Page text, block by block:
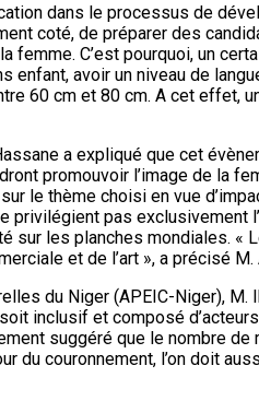
dans le processus de
coté, de préparer des
C’est pourquoi, un
avoir un niveau de
60 cm et 80 cm. A cet effet,
a expliqué que cet
promouvoir l’image de la
le thème choisi en vue
pas exclusivement
les planches mondiales.
et de l’art », a précisé
du Niger (APEIC-Niger),
inclusif et composé
suggéré que le nombre
couronnement, l’on doit